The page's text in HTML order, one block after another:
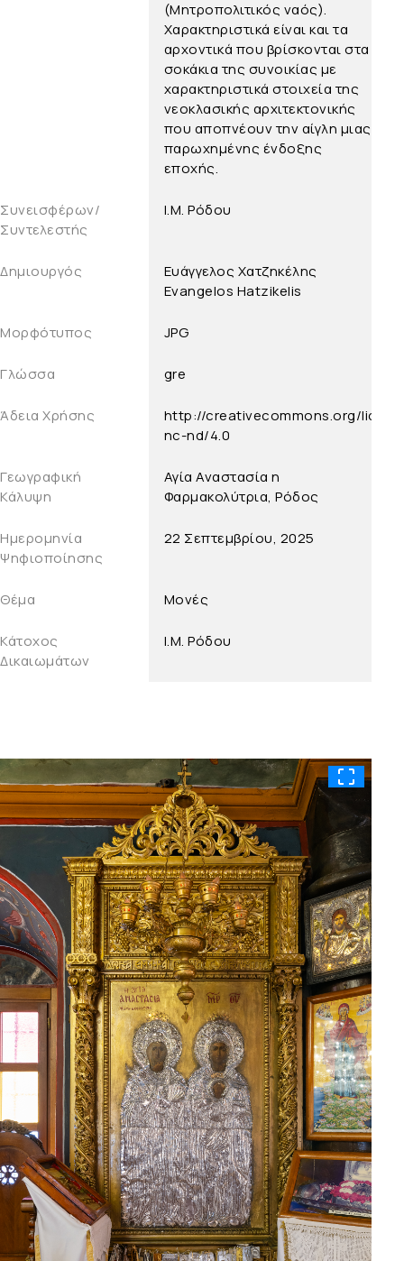
(Μητροπολιτικός ναός).
Χαρακτηριστικά είναι και τα
αρχοντικά που βρίσκονται στα
σοκάκια της συνοικίας με
χαρακτηριστικά στοιχεία της
νεοκλασικής αρχιτεκτονικής
που αποπνέουν την αίγλη μιας
παρωχημένης ένδοξης
εποχής.
Συνεισφέρων/
Συντελεστής
Ι.Μ. Ρόδου
Δημιουργός
Ευάγγελος Χατζηκέλης
Evangelos Hatzikelis
Μορφότυπος JPG
Γλώσσα gre
Άδεια Χρήσης
http://creativecommons.org/
nc-nd/4.0
Γεωγραφική
Κάλυψη
Αγία Αναστασία η
Φαρμακολύτρια, Ρόδος
Ημερομηνία
Ψηφιοποίησης
22 Σεπτεμβρίου, 2025
Θέμα Μονές
Κάτοχος
Δικαιωμάτων
Ι.Μ. Ρόδου